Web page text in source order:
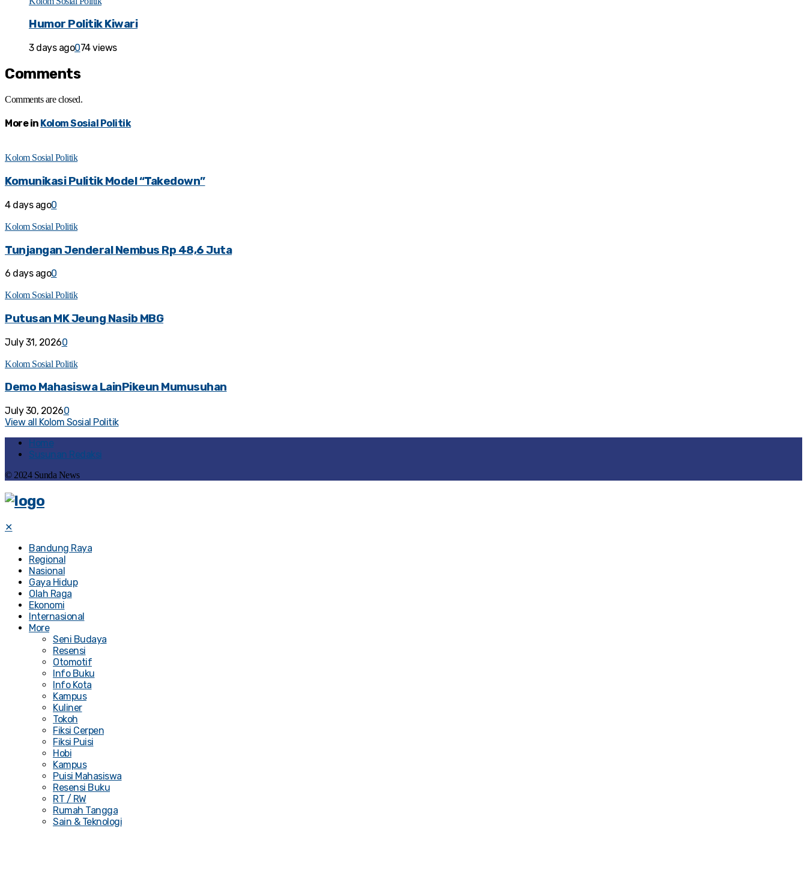
Humor Politik Kiwari
3 days ago074 views
Comments
Comments are closed.
More in Kolom Sosial Politik
Kolom Sosial Politik
Komunikasi Pulitik Model “Takedown”
4 days ago0
Kolom Sosial Politik
Tunjangan Jenderal Nembus Rp 48,6 Juta
6 days ago0
Kolom Sosial Politik
Putusan MK Jeung Nasib MBG
July 31, 20260
Kolom Sosial Politik
Demo Mahasiswa LainPikeun Mumusuhan
July 30, 20260
View all Kolom Sosial Politik
Home
Susunan Redaksi
© 2024 Sunda News
✕
Bandung Raya
Regional
Nasional
Gaya Hidup
Olah Raga
Ekonomi
Internasional
More
Seni Budaya
Resensi
Otomotif
Info Buku
Info Kota
Kampus
Kuliner
Tokoh
Fiksi Cerpen
Fiksi Puisi
Hobi
Kampus
Puisi Mahasiswa
Resensi Buku
RT / RW
Rumah Tangga
Sain & Teknologi